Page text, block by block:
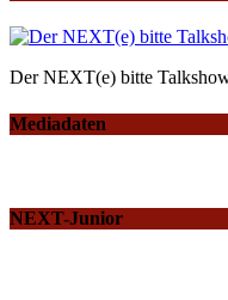
Der NEXT(e) bitte
Mediadaten
NEXT-Junior